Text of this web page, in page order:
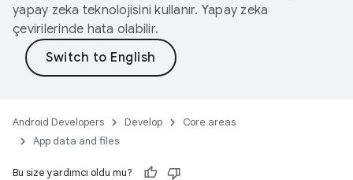
yapay zeka teknolojisini kullanır. Yapay zeka
çevirilerinde hata olabilir.
Android Developers Develop
Core areas
App data and files
Bu size yardımcı oldu mu?